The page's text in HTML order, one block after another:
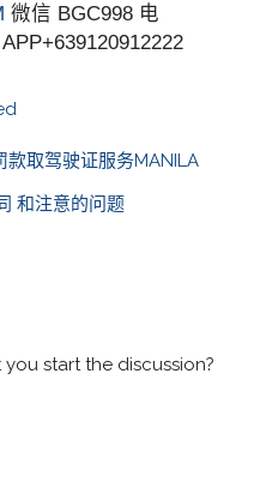
微信 BGC998 电
取驾驶证服务MANILA
和注意的问题
start the discussion?